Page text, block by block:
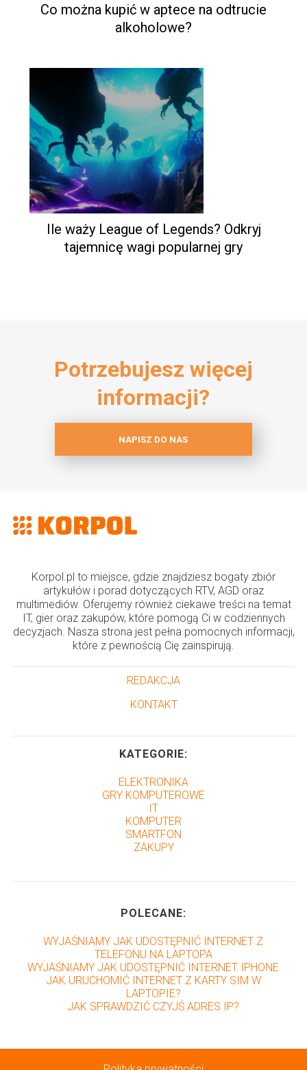
Co można kupić w aptece na odtrucie
alkoholowe?
Ile waży League of Legends? Odkryj
tajemnicę wagi popularnej gry
Potrzebujesz więcej
informacji?
NAPISZ DO NAS
Korpol.pl to miejsce, gdzie znajdziesz bogaty zbiór
artykułów i porad dotyczących RTV, AGD oraz
multimediów. Oferujemy również ciekawe treści na temat
IT, gier oraz zakupów, które pomogą Ci w codziennych
decyzjach. Nasza strona jest pełna pomocnych informacji,
które z pewnością Cię zainspirują.
REDAKCJA
KONTAKT
KATEGORIE:
ELEKTRONIKA
GRY KOMPUTEROWE
IT
KOMPUTER
SMARTFON
ZAKUPY
POLECANE:
WYJAŚNIAMY JAK UDOSTĘPNIĆ INTERNET Z
TELEFONU NA LAPTOPA
WYJAŚNIAMY JAK UDOSTĘPNIĆ INTERNET IPHONE
JAK URUCHOMIĆ INTERNET Z KARTY SIM W
LAPTOPIE?
JAK SPRAWDZIĆ CZYJŚ ADRES IP?